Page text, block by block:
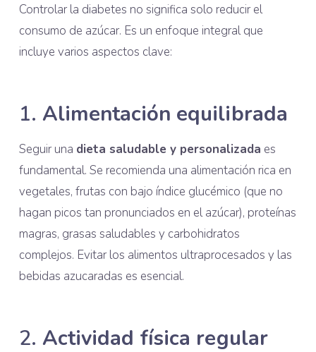
Controlar la diabetes no significa solo reducir el
consumo de azúcar. Es un enfoque integral que
incluye varios aspectos clave:
1. Alimentación equilibrada
Seguir una dieta saludable y personalizada es
fundamental. Se recomienda una alimentación rica en
vegetales, frutas con bajo índice glucémico (que no
hagan picos tan pronunciados en el azúcar), proteínas
magras, grasas saludables y carbohidratos
complejos. Evitar los alimentos ultraprocesados y las
bebidas azucaradas es esencial.
2. Actividad física regular